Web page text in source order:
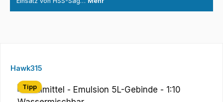
Produktgalerie überspringen
Hawk315
Tipp